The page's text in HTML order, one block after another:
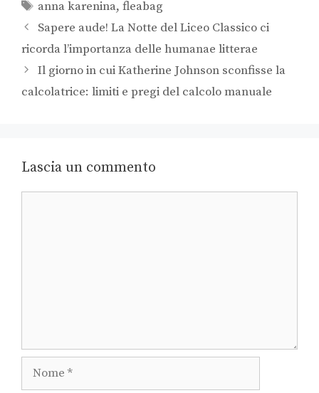
anna karenina,fleabag
Sapere aude! La Notte del Liceo Classico ci
ricorda l’importanza delle humanae litterae
Il giorno in cui Katherine Johnson sconfisse la
calcolatrice: limiti e pregi del calcolo manuale
Lascia un commento